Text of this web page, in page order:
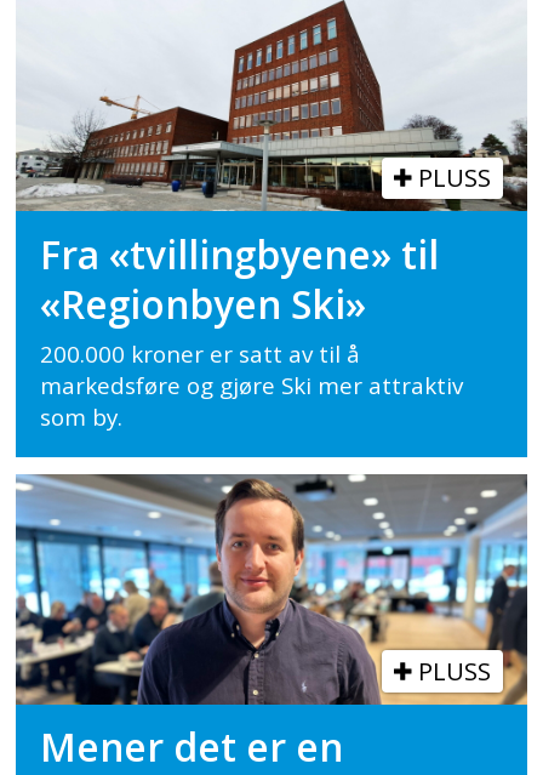
PLUSS
Fra «tvillingbyene» til
«Regionbyen Ski»
200.000 kroner er satt av til å
markedsføre og gjøre Ski mer attraktiv
som by.
PLUSS
Mener det er en